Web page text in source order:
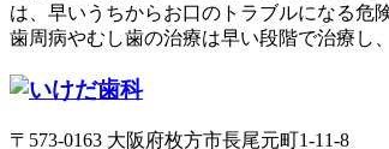
は、早いうちからお口のトラブルになる危
歯周病やむし歯の治療は早い段階で治療し
〒573-0163 大阪府枚方市長尾元町1-11-8